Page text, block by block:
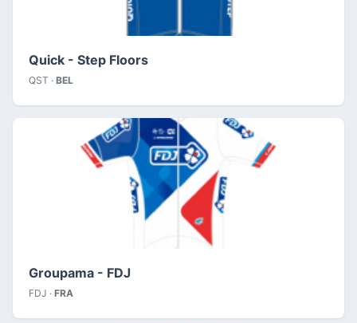
Quick - Step Floors
QST · BEL
Groupama - FDJ
FDJ · FRA